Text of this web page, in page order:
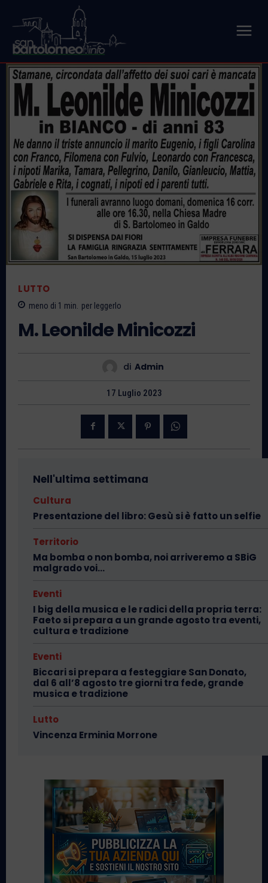
LUTTO
meno di 1 min. per leggerlo
M. Leonilde Minicozzi
di Admin
17 Luglio 2023
Nell'ultima settimana
Cultura
Presentazione del libro: Gesù si è fatto un selfie
Territorio
Ma bomba o non bomba, noi arriveremo a SBiG
malgrado voi…
Eventi
I big della musica e le radici della propria terra:
Faeto si prepara a un grande agosto tra eventi,
cultura e tradizione
Eventi
Biccari si prepara a festeggiare San Donato,
dal 6 all’8 agosto tre giorni tra fede, grande
musica e tradizione
Lutto
Vincenza Erminia Morrone